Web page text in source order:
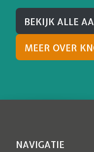
BEKIJK ALLE
MEER OVER
NAVIGATIE